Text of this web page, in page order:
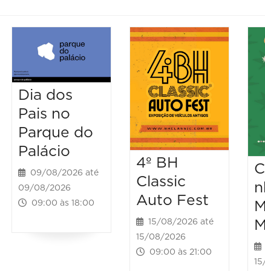
Dia dos
Pais no
Parque do
Palácio
09/08/2026 até
09/08/2026
09:00 às 18:00
4º BH
Classic
Auto Fest
15/08/2026 até
15/08/2026
09:00 às 21:00